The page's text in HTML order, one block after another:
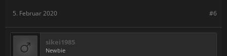
#6
5. Februar 2020
sikei1985
Newbie